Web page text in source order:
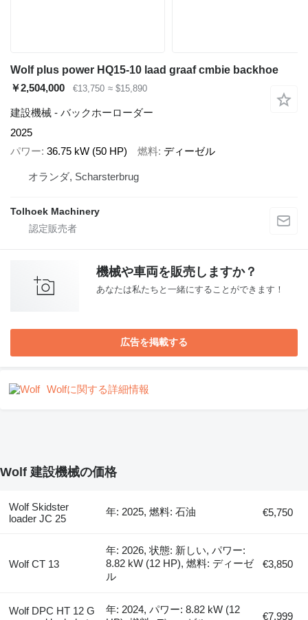
Wolf plus power HQ15-10 laad graaf cmbie backhoe
￥2,504,000
€13,750 ≈ $15,890
建設機械 - バックホーローダー
2025
パワー 36.75 kW (50 HP) 燃料 ディーゼル
オランダ, Scharsterbrug
Tolhoek Machinery
機械や車両を販売しますか？
あなたは私たちと一緒にすることができます！
広告を掲載する
Wolfに関する詳細情報
Wolf 建設機械の価格
Wolf Skidster
loader JC 25
年: 2025, 燃料: 石油 €5,750
Wolf CT 13
年: 2026, 状態: 新しい, パワー:
8.82 kW (12 HP), 燃料: ディーゼ
ル
€3,850
Wolf DPC HT 12 G
年: 2024, パワー: 8.82 kW (12
€7,999